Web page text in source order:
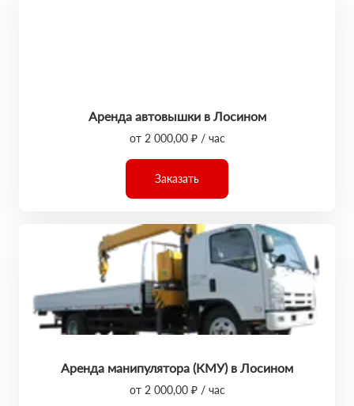
Аренда автовышки в Лосином
от 2 000,00 ₽ / час
Заказать
Аренда манипулятора (КМУ) в Лосином
от 2 000,00 ₽ / час